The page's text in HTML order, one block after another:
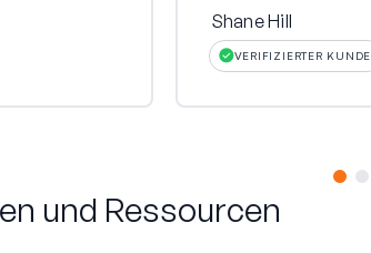
Shane Hill
VERIFIZIERTER KUNDE
und Ressourcen